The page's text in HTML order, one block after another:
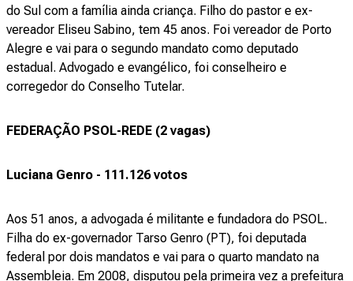
do Sul com a família ainda criança. Filho do pastor e ex-
vereador Eliseu Sabino, tem 45 anos. Foi vereador de Porto
Alegre e vai para o segundo mandato como deputado
estadual. Advogado e evangélico, foi conselheiro e
corregedor do Conselho Tutelar.
FEDERAÇÃO PSOL-REDE (2 vagas)
Luciana Genro - 111.126 votos
Aos 51 anos, a advogada é militante e fundadora do PSOL.
Filha do ex-governador Tarso Genro (PT), foi deputada
federal por dois mandatos e vai para o quarto mandato na
Assembleia. Em 2008, disputou pela primeira vez a prefeitura